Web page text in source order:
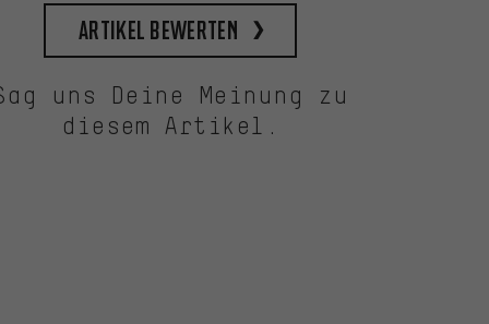
Artikel bewerten
uns Deine Meinung zu
diesem Artikel.